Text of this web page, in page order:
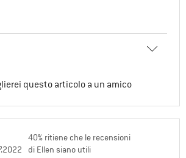
questo articolo a un amico
40% ritiene che le recensioni
di Ellen siano utili